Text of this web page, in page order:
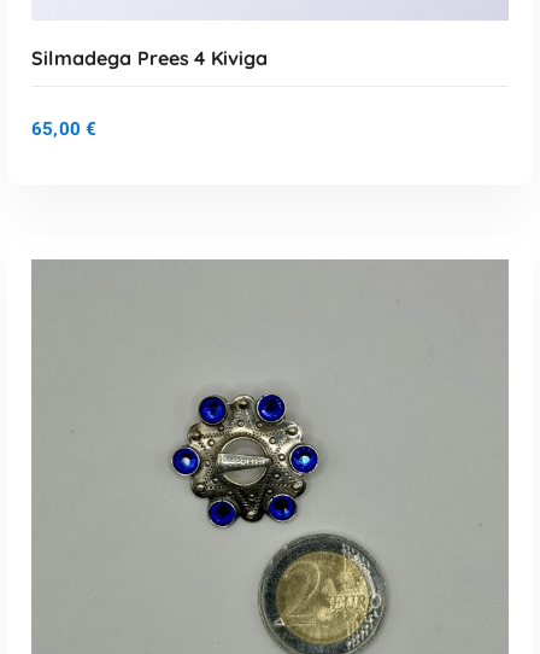
LISA KORVI
Silmadega Prees 4 Kiviga
65,00 €